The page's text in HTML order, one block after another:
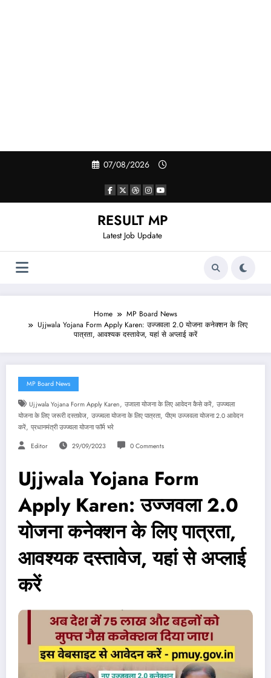
07/08/2026
RESULT MP
Latest Job Update
Home
MP Board News
Ujjwala Yojana Form Apply Karen: उज्जवला 2.0 योजना कनेक्शन के लिए
पात्रता, आवश्यक दस्तावेज, यहां से अप्लाई करें
MP Board News
Ujjwala Yojana Form Apply Karen, उजाला योजना के लिए आवेदन कैसे करें, उज्ज्वला
योजना के लिए जरूरी दस्तावेज, उज्ज्वला योजना के लिए पात्रता, पीएम उज्जवला योजना 2.0 आवेदन
करें, प्रधानमंत्री उज्ज्वला योजना फॉर्म भरे
Editor 29/09/2023 0 Comments
Ujjwala Yojana Form
Apply Karen: उज्जवला 2.0
योजना कनेक्शन के लिए पात्रता,
आवश्यक दस्तावेज, यहां से अप्लाई
करें